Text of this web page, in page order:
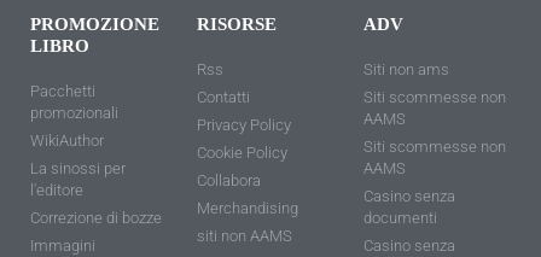
PROMOZIONE
LIBRO
Pacchetti
promozionali
WikiAuthor
La sinossi per
l'editore
Correzione di bozze
Immagini
RISORSE
Rss
Contatti
Privacy Policy
Cookie Policy
Collabora
Merchandising
siti non AAMS
ADV
Siti non ams
Siti scommesse non
AAMS
Siti scommesse non
AAMS
Casino senza
documenti
Casino senza